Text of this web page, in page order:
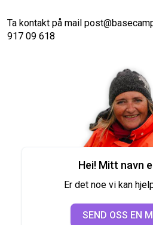
Ta kontakt på mail
917 09 618
Hei! Mitt navn
Er det noe vi kan
SEND OSS EN